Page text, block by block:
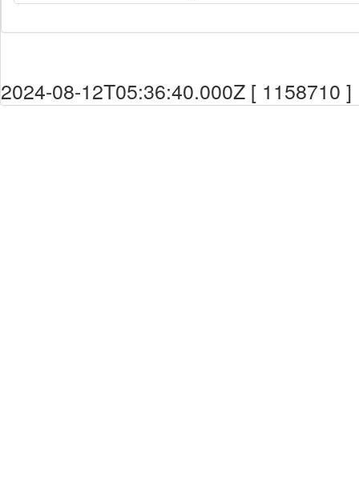
2024-08-12T05:36:40.000Z [ 1158710 ]